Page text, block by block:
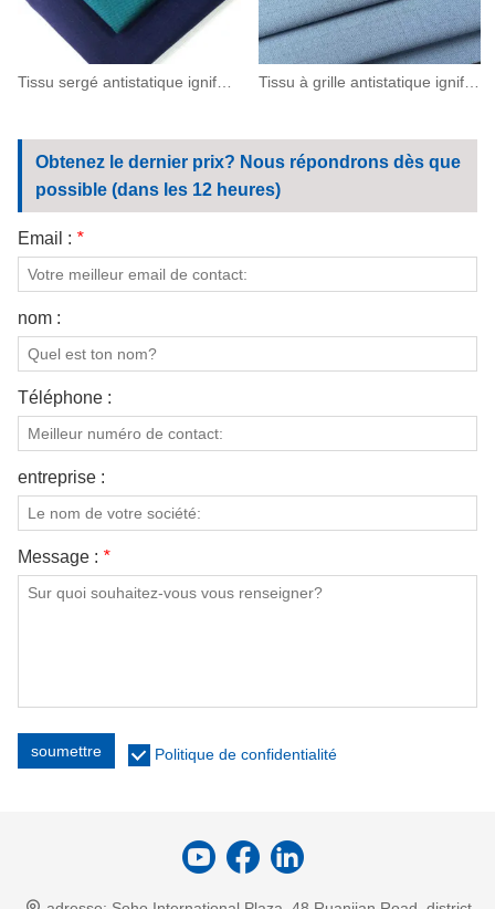
Tissu à grille antistatique ignifuge en aramide 200 (93/5/2)
Obtenez le dernier prix? Nous répondrons dès que
possible (dans les 12 heures)
Email : *
nom :
Téléphone :
entreprise :
Message : *
soumettre Politique de confidentialité